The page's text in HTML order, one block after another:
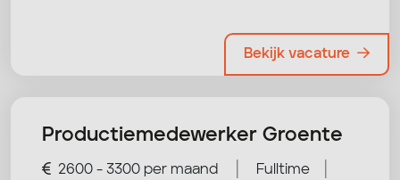
Bekijk vacature
Productiemedewerker Groente
2600 - 3300 per maand Fulltime